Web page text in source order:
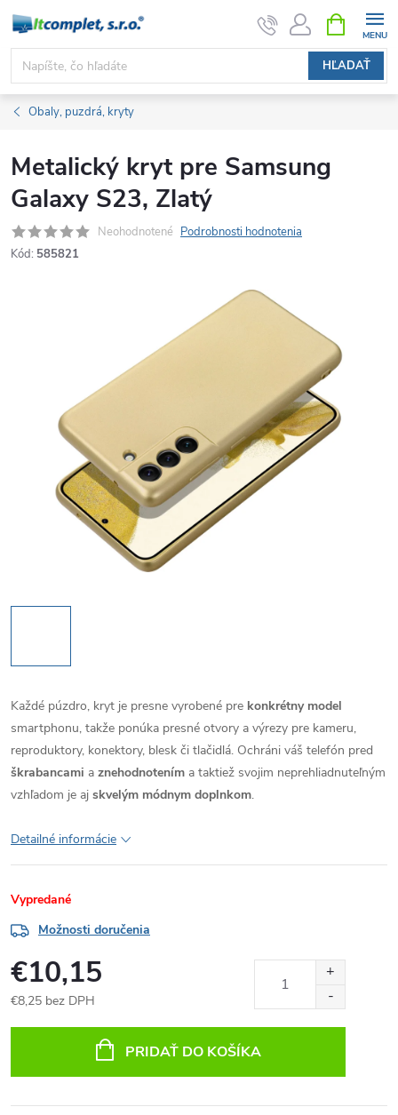
Prejsť
obsah
HĽADAŤ
KOŠÍK
Obaly, puzdrá, kryty
Metalický kryt pre Samsung
Galaxy S23, Zlatý
Neohodnotené Podrobnosti hodnotenia
Kód: 585821
Každé púzdro, kryt je presne vyrobené pre konkrétny model
smartphonu, takže ponúka presné otvory a výrezy pre kameru,
reproduktory, konektory, blesk či tlačidlá. Ochráni váš telefón pred
škrabancami a znehodnotením a taktiež svojim neprehliadnuteľným
vzhľadom je aj skvelým módnym doplnkom.
Detailné informácie
Vypredané
Možnosti doručenia
€10,15
€8,25 bez DPH
PRIDAŤ DO KOŠÍKA